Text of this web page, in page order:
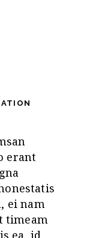
erant
ei nam
timeam
ea, id